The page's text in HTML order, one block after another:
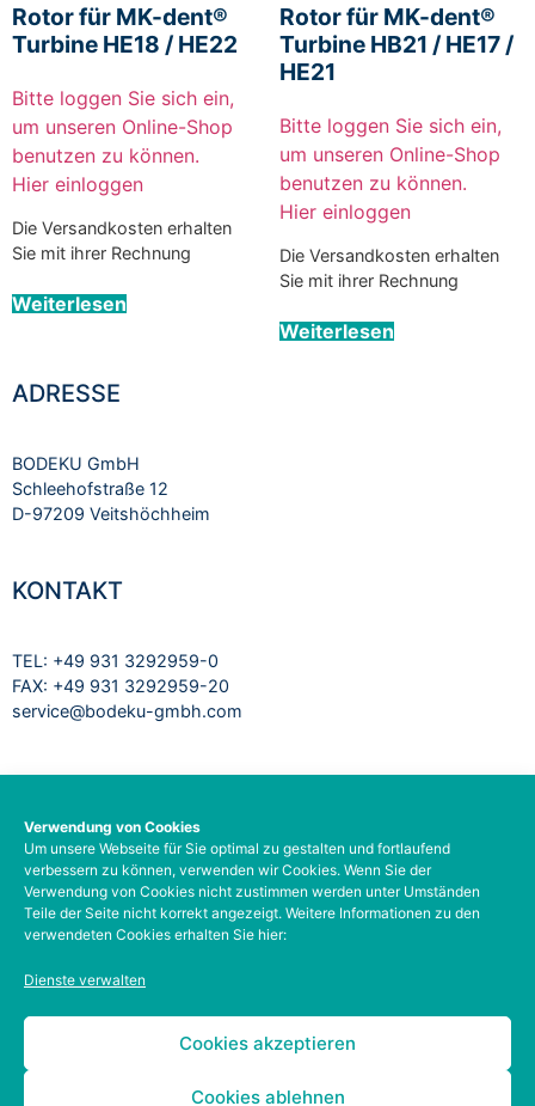
Verwendung von Cookies
Um unsere Webseite für Sie optimal zu gestalten und fortlaufend
verbessern zu können, verwenden wir Cookies. Wenn Sie der
Verwendung von Cookies nicht zustimmen werden unter Umständen
Teile der Seite nicht korrekt angezeigt. Weitere Informationen zu den
verwendeten Cookies erhalten Sie hier:
Dienste verwalten
Cookies akzeptieren
Cookies ablehnen
Rotor für MK-dent®
Turbine HE18 / HE22
Bitte loggen Sie sich ein,
um unseren Online-Shop
benutzen zu können.
Hier einloggen
Die Versandkosten erhalten
Sie mit ihrer Rechnung
Weiterlesen
Rotor für MK-dent®
Turbine HB21 / HE17 /
HE21
Bitte loggen Sie sich ein,
um unseren Online-Shop
benutzen zu können.
Hier einloggen
Die Versandkosten erhalten
Sie mit ihrer Rechnung
Weiterlesen
ADRESSE
BODEKU GmbH
Schleehofstraße 12
D-97209 Veitshöchheim
KONTAKT
TEL: +49 931 3292959-0
FAX: +49 931 3292959-20
service@bodeku-gmbh.com
Impressum
Datenschutzbelehrung
AGB
Barrierefreiheit
Kontodetails